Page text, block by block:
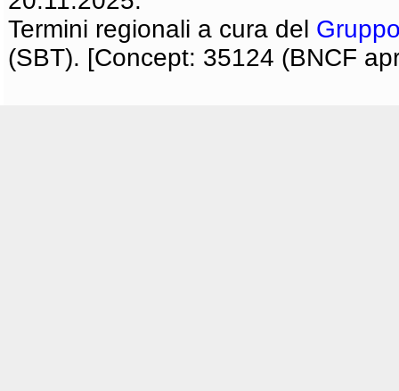
Termini regionali a cura del
(SBT). [Concept: 35124 (BNCF